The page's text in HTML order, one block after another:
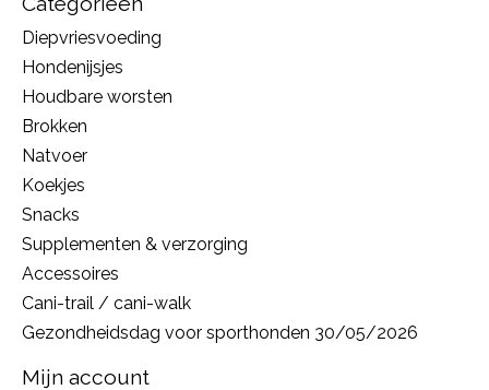
Diepvriesvoeding
Hondenijsjes
Houdbare worsten
Brokken
Natvoer
Koekjes
Snacks
Supplementen & verzorging
Accessoires
Cani-trail / cani-walk
Gezondheidsdag voor sporthonden 30/05/2026
Mijn account